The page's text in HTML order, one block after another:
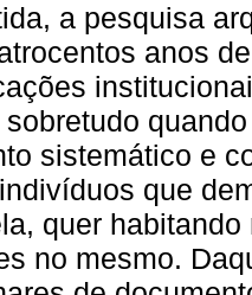
a pesquisa
anos
sistemático e
que
quer
no mesmo.